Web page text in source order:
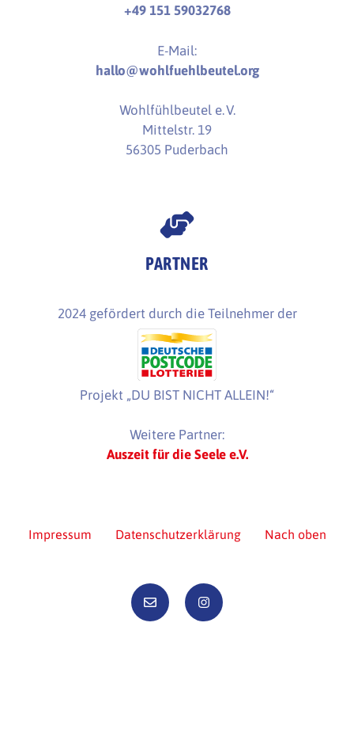
+49 151 59032768
E-Mail:
hallo@wohlfuehlbeutel.org
Wohlfühlbeutel e. V.
Mittelstr. 19
56305 Puderbach
PARTNER
2024 gefördert durch die Teilnehmer der
Projekt „DU BIST NICHT ALLEIN!“
Weitere Partner:
Auszeit für die Seele e.V.
Impressum Datenschutzerklärung Nach oben